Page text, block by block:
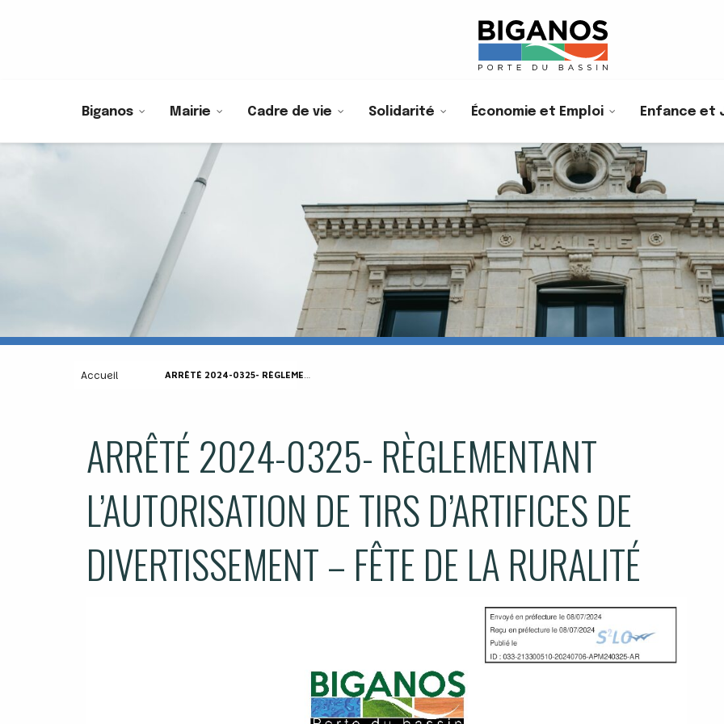
Biganos Mairie Cadre de vie Solidarité Économie et Emploi Enfance et
Accueil ARRÊTÉ 2024-0325- RÈGLEMENTANT L’AUTORISATION DE TIRS D’ARTIFICES DE DIVERTISSEMENT – FÊTE DE LA RURALITÉ
ARRÊTÉ 2024-0325- RÈGLEMENTANT
L’AUTORISATION DE TIRS D’ARTIFICES DE
DIVERTISSEMENT – FÊTE DE LA RURALITÉ